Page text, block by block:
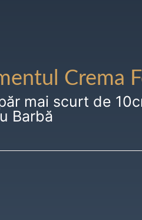
Crema
mai scurt de
Barbă